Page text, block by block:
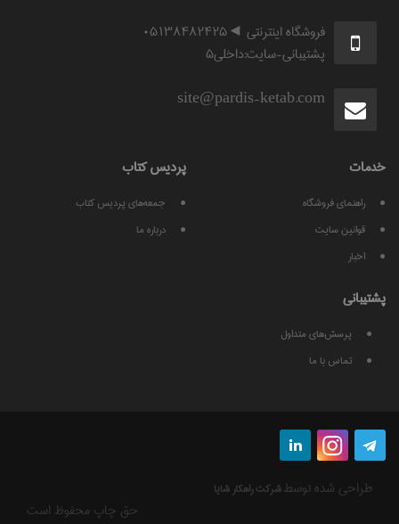
فروشگاه اینترنتی ◄۰۵۱۳۸۴۸۲۴۲۵
پشتیبانی-سایت:داخلی۵
site@pardis-ketab.com
خدمات
راهنمای فروشگاه
قوانين سايت
اخبار
پرديس كتاب
جمعه‌های پردیس کتاب
درباره ما
پشتيبانی
پرسش‌های متداول
تماس با ما
طراحی شده توسطشركت راهكار شايا
حق چاپ محفوظ است